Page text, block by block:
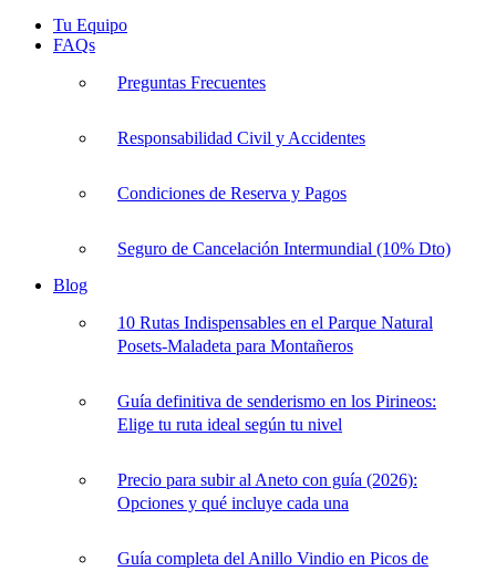
Tu Equipo
FAQs
Preguntas Frecuentes
Responsabilidad Civil y Accidentes
Condiciones de Reserva y Pagos
Seguro de Cancelación Intermundial (10% Dto)
Blog
10 Rutas Indispensables en el Parque Natural
Posets-Maladeta para Montañeros
Guía definitiva de senderismo en los Pirineos:
Elige tu ruta ideal según tu nivel
Precio para subir al Aneto con guía (2026):
Opciones y qué incluye cada una
Guía completa del Anillo Vindio en Picos de